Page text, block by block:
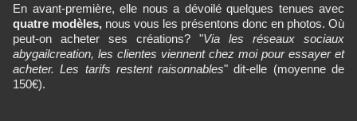
En avant-première, elle nous a dévoilé quelques tenues avec
quatre modèles, nous vous les présentons donc en photos. Où
peut-on acheter ses créations? "Via les réseaux sociaux
abygailcreation, les clientes viennent chez moi pour essayer et
acheter. Les tarifs restent raisonnables" dit-elle (moyenne de
150€).